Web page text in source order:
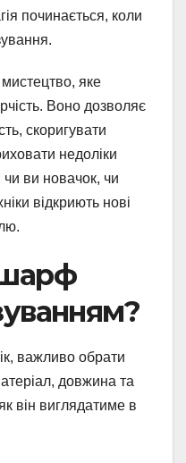
починається, коли
яке
Воно дозволяє
скоригувати
недоліки
чи ви новачок, чи
відкриють нові
важливо обрати
довжина та
він виглядатиме в